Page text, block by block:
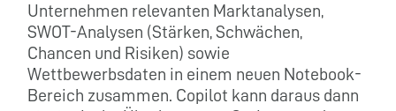
Unternehmen relevanten Marktanalysen,
SWOT-Analysen (Stärken, Schwächen,
Chancen und Risiken) sowie
Wettbewerbsdaten in einem neuen Notebook-
Bereich zusammen. Copilot kann daraus dann